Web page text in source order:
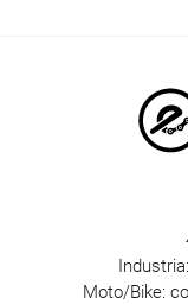
Industria:
Moto/Bike: